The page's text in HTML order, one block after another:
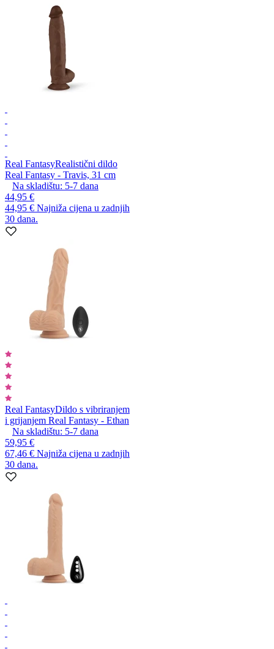
Real FantasyRealistični dildo
Real Fantasy - Travis, 31 cm
Na skladištu: 5-7 dana
44,95 €
44,95 € Najniža cijena u zadnjih
30 dana.
Real FantasyDildo s vibriranjem
i grijanjem Real Fantasy - Ethan
Na skladištu: 5-7 dana
59,95 €
67,46 € Najniža cijena u zadnjih
30 dana.